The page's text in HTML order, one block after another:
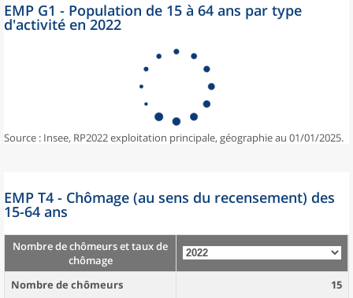
EMP G1 - Population de 15 à 64 ans par type
d'activité en 2022
Source : Insee, RP2022 exploitation principale, géographie au 01/01/2025.
EMP T4 - Chômage (au sens du recensement) des
15-64 ans
Nombre de chômeurs et taux de
chômage
Nombre de chômeurs
15